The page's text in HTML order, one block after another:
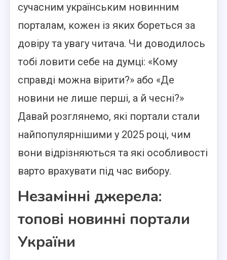
сучасним українським новинним
порталам, кожен із яких бореться за
довіру та увагу читача. Чи доводилось
тобі ловити себе на думці: «Кому
справді можна вірити?» або «Де
новини не лише перші, а й чесні?»
Давай розглянемо, які портали стали
найпопулярнішими у 2025 році, чим
вони відрізняються та які особливості
варто врахувати під час вибору.
Незамінні джерела:
топові новинні портали
України